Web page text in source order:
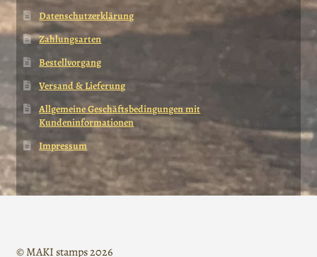
Datenschutzerklärung
Zahlungsarten
Bestellvorgang
Versand & Lieferung
Allgemeine Geschäftsbedingungen mit
Kundeninformationen
Impressum
© MAKI stamps 2026